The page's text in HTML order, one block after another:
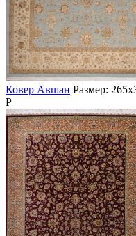
Ковер Авшан Размер:
Р